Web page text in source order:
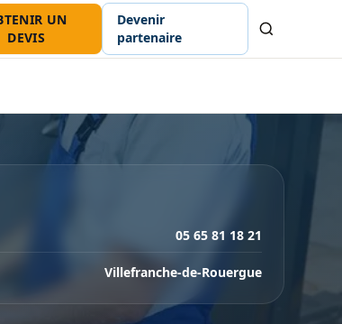
UN
DEVIS
Devenir
partenaire
05 65 81 18 21
Villefranche-de-Rouergue